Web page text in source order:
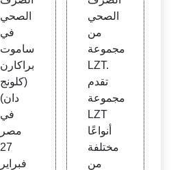
اموت
براكار
ن (كل
ونج دا
ن)
الصحي
في
ساموت
براكارن
(كلونج
دان)
في
مصر
27
فبراير
gas
Worl
d
الصحي
من
مجموعة
LZT.
تقدم
مجموعة
LZT
أنواعًا
مختلفة
من